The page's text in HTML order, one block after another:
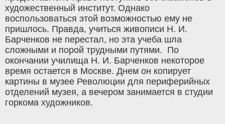
художественный институт. Однако
воспользоваться этой возможностью ему не
пришлось. Правда, учиться живописи Н. И.
Барченков не перестал, но эта учеба шла
сложными и порой трудными путями. По
окончании училища Н. И. Барченков некоторое
время остается в Москве. Днем он копирует
картины в музее Революции для периферийных
отделений музея, а вечером занимается в студии
горкома художников.